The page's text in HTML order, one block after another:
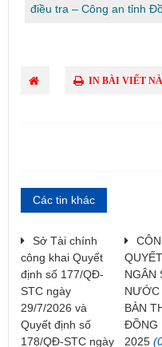
điều tra – Công an tỉnh
IN BÀI VIẾT
Các tin khác
Sở Tài chính
công khai Quyết
định số 177/QĐ-
STC ngày
29/7/2026 và
Quyết định số
178/QĐ-STC ngày
NGÂN
NƯỚC
BÀN
ĐỒNG
2025